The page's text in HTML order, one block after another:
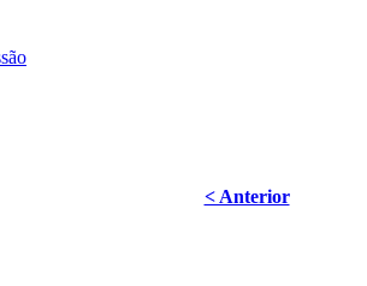
< Anterior